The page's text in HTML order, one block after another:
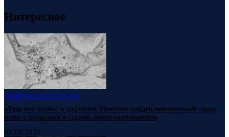
Интересное
Запретная археология
«Туда нет пути»: в джунглях Мексики найден неизвестный город
майя с алтарями и сценой жертвоприношения
09.08.2026